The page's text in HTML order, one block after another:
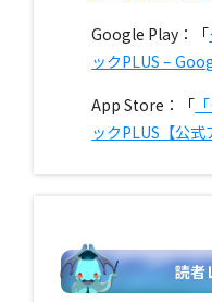
Google Play：「
ックPLUS –
App Store：「
ックPLUS【公
読者